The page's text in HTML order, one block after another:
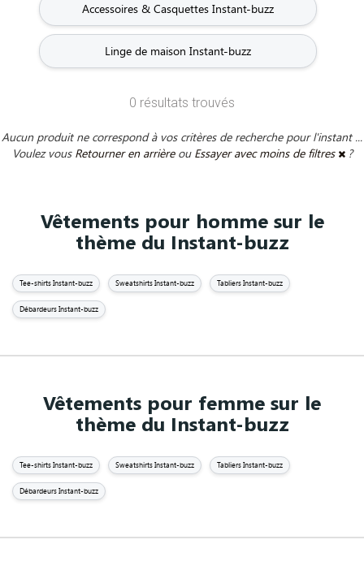
Accessoires & Casquettes Instant-buzz
Linge de maison Instant-buzz
0 résultats trouvés
Aucun produit ne correspond à vos critères de recherche pour l'instant ...
Voulez vous Retourner en arrière ou Essayer avec moins de filtres ?
Vêtements pour homme sur le
thème du Instant-buzz
Tee-shirts Instant-buzz Sweatshirts Instant-buzz Tabliers Instant-buzz
Débardeurs Instant-buzz
Vêtements pour femme sur le
thème du Instant-buzz
Tee-shirts Instant-buzz Sweatshirts Instant-buzz Tabliers Instant-buzz
Débardeurs Instant-buzz